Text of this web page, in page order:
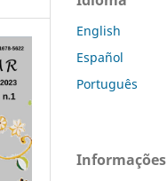
English
Español
Português
Informações